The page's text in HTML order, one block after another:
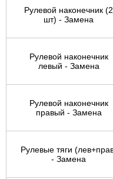
Рулевой наконечник (2
шт) - Замена
Рулевой наконечник
левый - Замена
Рулевой наконечник
правый - Замена
Рулевые тяги
- Замена